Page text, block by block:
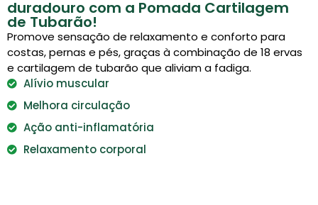
duradouro com a Pomada Cartilagem
de Tubarão!
Promove sensação de relaxamento e conforto para
costas, pernas e pés, graças à combinação de 18 ervas
e cartilagem de tubarão que aliviam a fadiga.
Alívio muscular
Melhora circulação
Ação anti-inflamatória
Relaxamento corporal